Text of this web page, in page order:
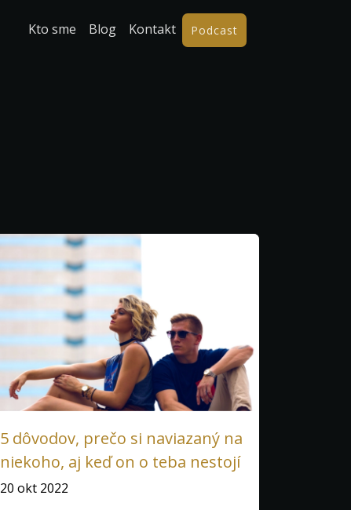
Kto sme Blog Kontakt Podcast
5 dôvodov, prečo si naviazaný na
niekoho, aj keď on o teba nestojí
20 okt 2022